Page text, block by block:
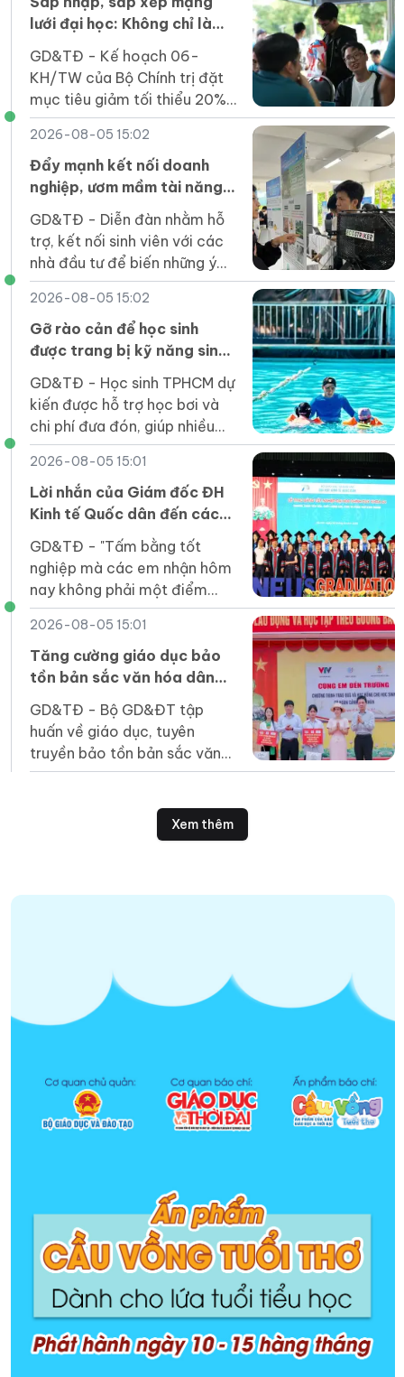
lưới đại học: Không chỉ là
phép cộng cơ học
GD&TĐ - Kế hoạch 06-
KH/TW của Bộ Chính trị đặt
mục tiêu giảm tối thiểu 20%
đầu mối cơ sở giáo dục đại
học công lập trước ngày
1/4/2027.
2026-08-05 15:02
Đẩy mạnh kết nối doanh
nghiệp, ươm mầm tài năng
khởi nghiệp của sinh viên
GD&TĐ - Diễn đàn nhằm hỗ
trợ, kết nối sinh viên với các
nhà đầu tư để biến những ý
tưởng đổi mới sáng tạo thành
sản phẩm thiết thực cho xã
hội.
2026-08-05 15:02
Gỡ rào cản để học sinh
được trang bị kỹ năng sinh
GD&TĐ - Học sinh TPHCM dự
kiến được hỗ trợ học bơi và
chi phí đưa đón, giúp nhiều
em tiếp cận kỹ năng an toàn
dưới nước ngay trong trường
học.
2026-08-05 15:01
Lời nhắn của Giám đốc ĐH
Kinh tế Quốc dân đến các
GD&TĐ - "Tấm bằng tốt
nghiệp mà các em nhận hôm
nay không phải một điểm
dừng mà là tấm vé để các
em bước vào một sân chơi
rộng lớn hơn".
2026-08-05 15:01
Tăng cường giáo dục bảo
tồn bản sắc văn hóa dân
GD&TĐ - Bộ GD&ĐT tập
huấn về giáo dục, tuyên
truyền bảo tồn bản sắc văn
hóa Jrai, Bahnar cho cán bộ
Xem thêm